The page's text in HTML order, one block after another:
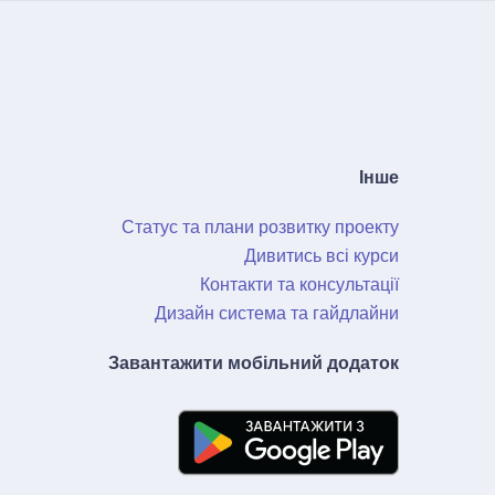
Інше
Статус та плани розвитку проекту
Дивитись всі курси
Контакти та консультації
Дизайн система та гайдлайни
Завантажити мобільний додаток